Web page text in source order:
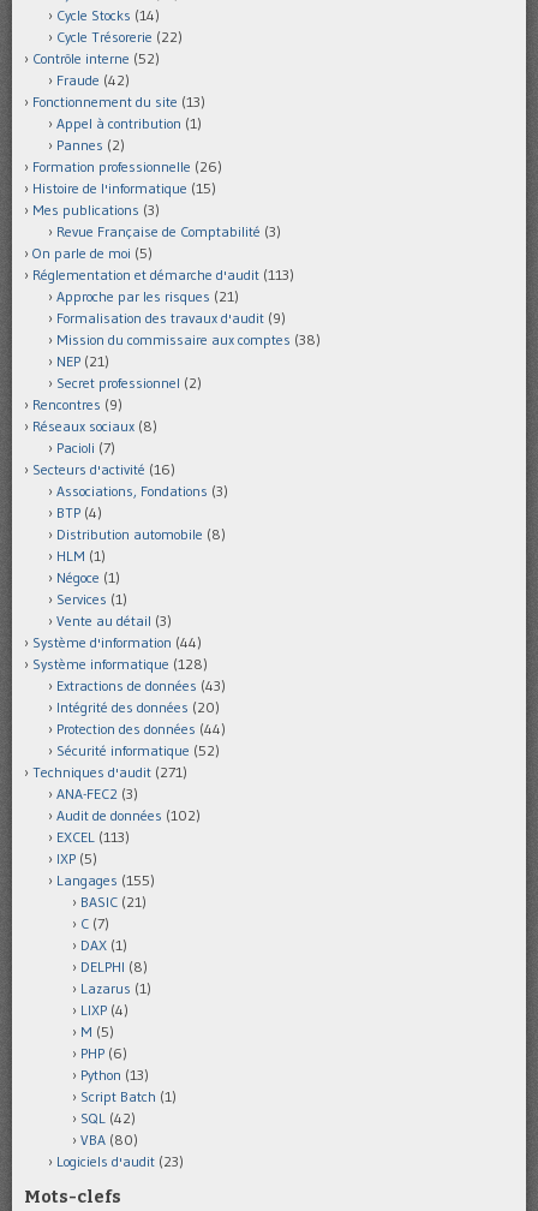
Cycle Stocks (14)
Cycle Trésorerie (22)
Contrôle interne (52)
Fraude (42)
Fonctionnement du site (13)
Appel à contribution (1)
Pannes (2)
Formation professionnelle (26)
Histoire de l'informatique (15)
Mes publications (3)
Revue Française de Comptabilité (3)
On parle de moi (5)
Réglementation et démarche d'audit (113)
Approche par les risques (21)
Formalisation des travaux d'audit (9)
Mission du commissaire aux comptes (38)
NEP (21)
Secret professionnel (2)
Rencontres (9)
Réseaux sociaux (8)
Pacioli (7)
Secteurs d'activité (16)
Associations, Fondations (3)
BTP (4)
Distribution automobile (8)
HLM (1)
Négoce (1)
Services (1)
Vente au détail (3)
Système d'information (44)
Système informatique (128)
Extractions de données (43)
Intégrité des données (20)
Protection des données (44)
Sécurité informatique (52)
Techniques d'audit (271)
ANA-FEC2 (3)
Audit de données (102)
EXCEL (113)
IXP (5)
Langages (155)
BASIC (21)
C (7)
DAX (1)
DELPHI (8)
Lazarus (1)
LIXP (4)
M (5)
PHP (6)
Python (13)
Script Batch (1)
SQL (42)
VBA (80)
Logiciels d'audit (23)
Mots-clefs